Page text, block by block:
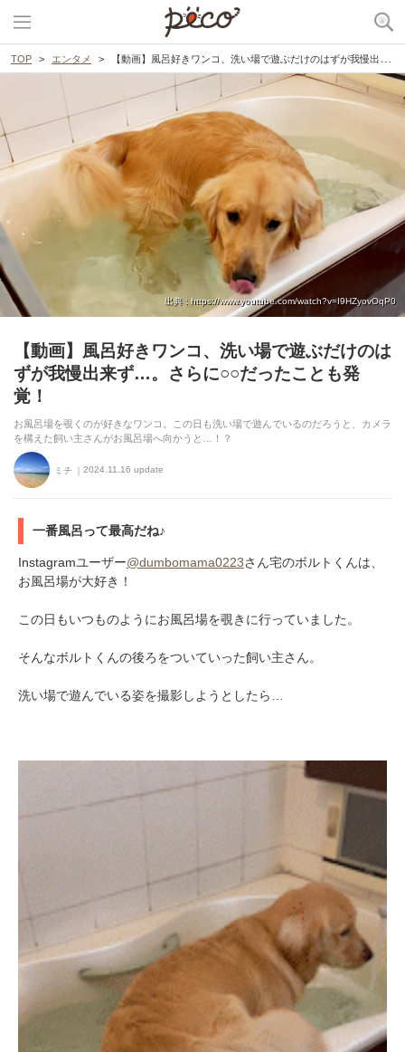
TOP エンタメ 【動画】風呂好きワンコ、洗い場で遊ぶだけのはずが我慢出来ず…。さらに○○だったことも発覚！
出典 : https://www.youtube.com/watch?v=I9HZyovOqP0
【動画】風呂好きワンコ、洗い場で遊ぶだけのは
ずが我慢出来ず…。さらに○○だったことも発
覚！
お風呂場を覗くのが好きなワンコ。この日も洗い場で遊んでいるのだろうと、カメラ
を構えた飼い主さんがお風呂場へ向かうと…！？
ミチ 2024.11.16 update
一番風呂って最高だね♪
Instagramユーザー@dumbomama0223さん宅のボルトくんは、
お風呂場が大好き！
この日もいつものようにお風呂場を覗きに行っていました。
そんなボルトくんの後ろをついていった飼い主さん。
洗い場で遊んでいる姿を撮影しようとしたら…